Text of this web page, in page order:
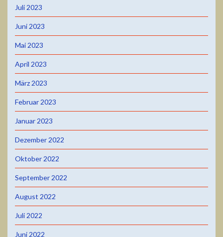
Juli 2023
Juni 2023
Mai 2023
April 2023
März 2023
Februar 2023
Januar 2023
Dezember 2022
Oktober 2022
September 2022
August 2022
Juli 2022
Juni 2022